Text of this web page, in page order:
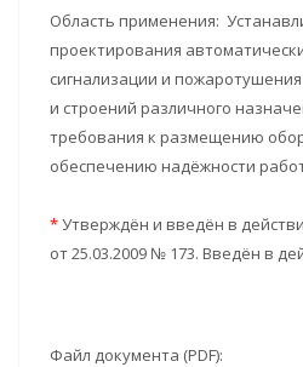
Область применения:
проектирования
сигнализации и
и строений различного
требования к размещению
обеспечению надёжности
*Утверждён и введён в
от 25.03.2009 № 173. Введён в
Файл документа (PDF):